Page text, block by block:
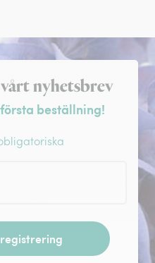
nyhetsbrev
beställning!